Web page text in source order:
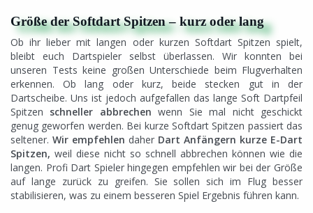
Größe der Softdart Spitzen – kurz oder lang
Ob ihr lieber mit langen oder kurzen Softdart Spitzen spielt,
bleibt euch Dartspieler selbst überlassen. Wir konnten bei
unseren Tests keine großen Unterschiede beim Flugverhalten
erkennen. Ob lang oder kurz, beide stecken gut in der
Dartscheibe. Uns ist jedoch aufgefallen das lange Soft Dartpfeil
Spitzen schneller abbrechen wenn Sie mal nicht geschickt
genug geworfen werden. Bei kurze Softdart Spitzen passiert das
seltener. Wir empfehlen daher Dart Anfängern kurze E-Dart
Spitzen, weil diese nicht so schnell abbrechen können wie die
langen. Profi Dart Spieler hingegen empfehlen wir bei der Größe
auf lange zurück zu greifen. Sie sollen sich im Flug besser
stabilisieren, was zu einem besseren Spiel Ergebnis führen kann.